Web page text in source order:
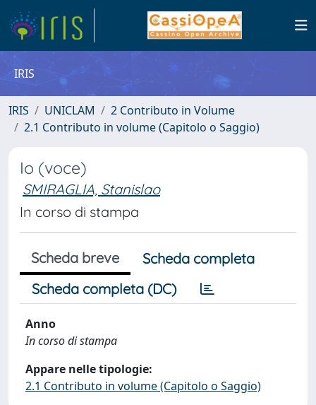
IRIS
IRIS UNICLAM
2 Contributo in Volume
2.1 Contributo in volume (Capitolo o Saggio)
Io (voce)
SMIRAGLIA, Stanislao
In corso di stampa
Scheda breve
Scheda completa
Scheda completa (DC)
Anno
In corso di stampa
Appare nelle tipologie:
2.1 Contributo in volume (Capitolo o Saggio)